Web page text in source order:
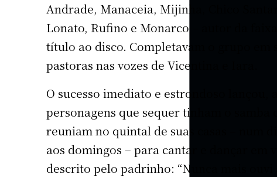
Andrade, Manaceia, Mijinha, Chico
Lonato, Rufino e Monarco – autor da faixa
título ao disco. Completavam o grupo em
pastoras nas vozes de Vicentina e Iara.
O sucesso imediato e estrondoso lançou,
personagens que sequer tinham o samba
reuniam no quintal de suas casas – num
aos domingos – para cantar e dançar em
descrito pelo padrinho: “Nunca mais ouvi